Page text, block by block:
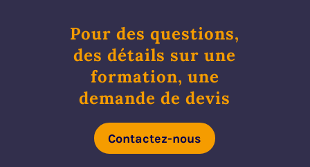
Pour des questions,
des détails sur une
formation, une
demande de devis
Contactez-nous